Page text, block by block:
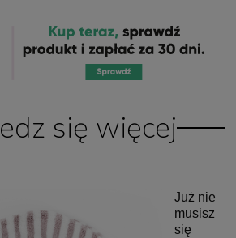
się więcej
Już nie
musisz
się